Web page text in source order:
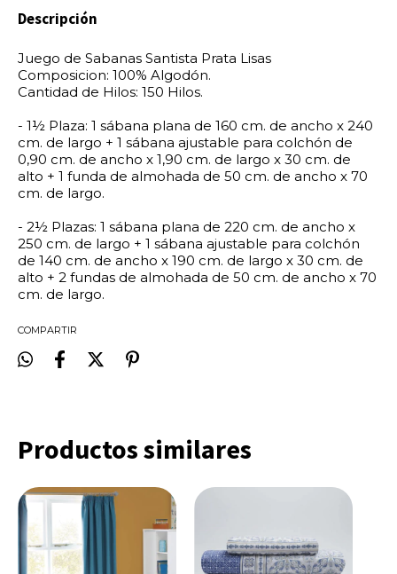
Descripción
Juego de Sabanas Santista Prata Lisas
Composicion: 100% Algodón.
Cantidad de Hilos: 150 Hilos.
- 1½ Plaza: 1 sábana plana de 160 cm. de ancho x 240
cm. de largo + 1 sábana ajustable para colchón de
0,90 cm. de ancho x 1,90 cm. de largo x 30 cm. de
alto + 1 funda de almohada de 50 cm. de ancho x 70
cm. de largo.
- 2½ Plazas: 1 sábana plana de 220 cm. de ancho x
250 cm. de largo + 1 sábana ajustable para colchón
de 140 cm. de ancho x 190 cm. de largo x 30 cm. de
alto + 2 fundas de almohada de 50 cm. de ancho x 70
cm. de largo.
COMPARTIR
Productos similares